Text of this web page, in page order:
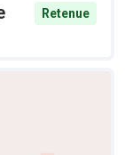
Retenue